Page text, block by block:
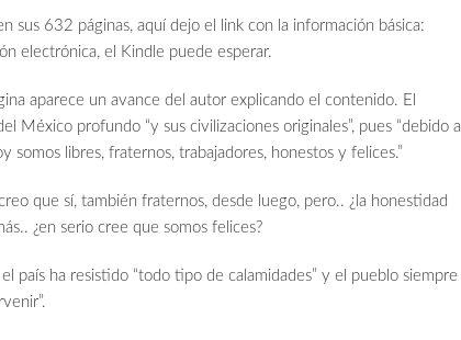
sus 632 páginas, aquí dejo el link con la información básica:
electrónica, el Kindle puede esperar.
aparece un avance del autor explicando el contenido. El
México profundo “y sus civilizaciones originales”, pues “debido a
somos libres, fraternos, trabajadores, honestos y felices.”
que sí, también fraternos, desde luego, pero.. ¿la honestidad
¿en serio cree que somos felices?
el país ha resistido “todo tipo de calamidades” y el pueblo siempre